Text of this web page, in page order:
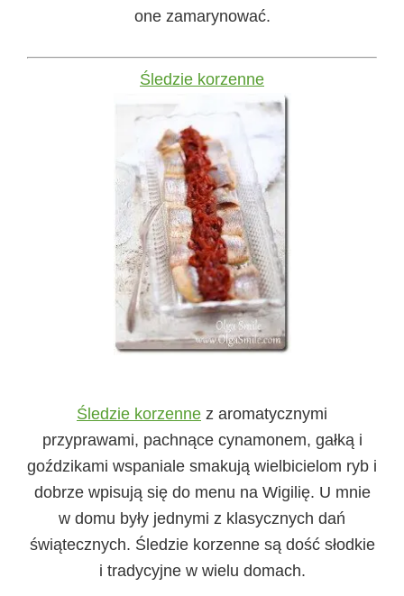
one zamarynować.
Śledzie korzenne
Śledzie korzenne z aromatycznymi
przyprawami, pachnące cynamonem, gałką i
goździkami wspaniale smakują wielbicielom ryb i
dobrze wpisują się do menu na Wigilię. U mnie
w domu były jednymi z klasycznych dań
świątecznych. Śledzie korzenne są dość słodkie
i tradycyjne w wielu domach.